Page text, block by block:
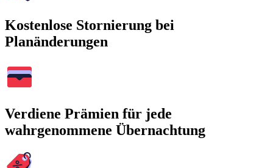
Kostenlose Stornierung bei
Planänderungen
Verdiene Prämien für jede
wahrgenommene Übernachtung